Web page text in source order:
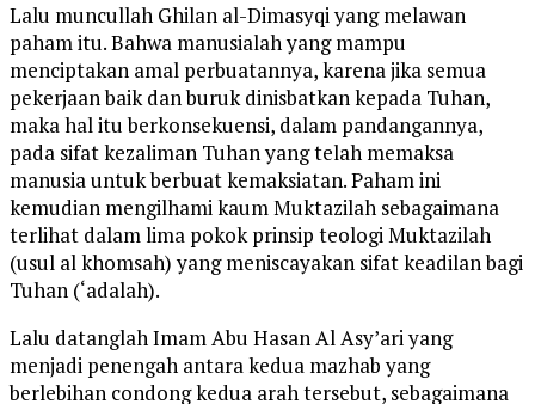
Lalu muncullah Ghilan al-Dimasyqi yang melawan
paham itu. Bahwa manusialah yang mampu
menciptakan amal perbuatannya, karena jika semua
pekerjaan baik dan buruk dinisbatkan kepada Tuhan,
maka hal itu berkonsekuensi, dalam pandangannya,
pada sifat kezaliman Tuhan yang telah memaksa
manusia untuk berbuat kemaksiatan. Paham ini
kemudian mengilhami kaum Muktazilah sebagaimana
terlihat dalam lima pokok prinsip teologi Muktazilah
(usul al khomsah) yang meniscayakan sifat keadilan bagi
Tuhan (‘adalah).
Lalu datanglah Imam Abu Hasan Al Asy’ari yang
menjadi penengah antara kedua mazhab yang
berlebihan condong kedua arah tersebut, sebagaimana